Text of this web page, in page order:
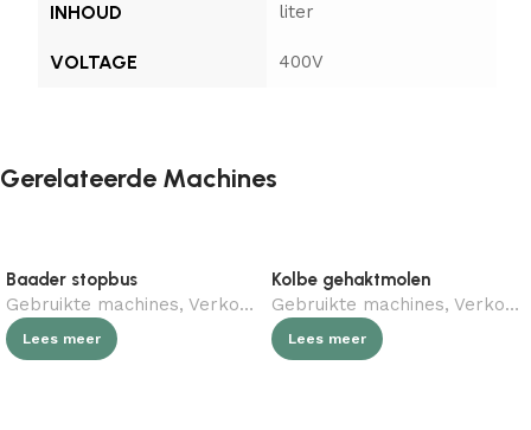
INHOUD liter
VOLTAGE 400V
Gerelateerde Machines
Baader stopbus
Gebruikte machines, Verkocht (gebruikt) Slagerij
Lees meer
Kolbe gehaktmolen
Gebruikte machines, Verkocht (gebruikt)
Lees meer